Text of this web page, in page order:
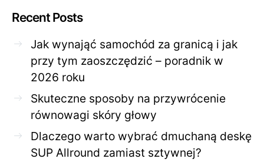
Recent Posts
Jak wynająć samochód za granicą i jak
przy tym zaoszczędzić – poradnik w
2026 roku
Skuteczne sposoby na przywrócenie
równowagi skóry głowy
Dlaczego warto wybrać dmuchaną deskę
SUP Allround zamiast sztywnej?